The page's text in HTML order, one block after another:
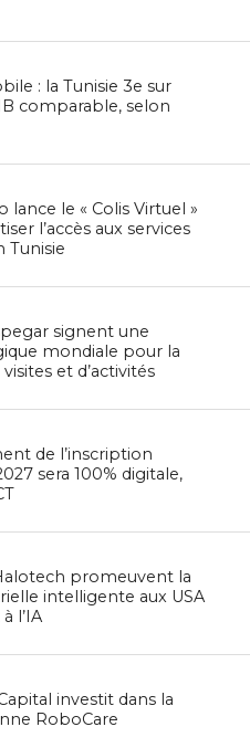
: la Tunisie 3e sur
comparable, selon
lance le « Colis Virtuel »
l’accès aux services
Tunisie
signent une
mondiale pour la
et d’activités
de l’inscription
sera 100% digitale,
promeuvent la
intelligente aux USA
l’IA
investit dans la
RoboCare